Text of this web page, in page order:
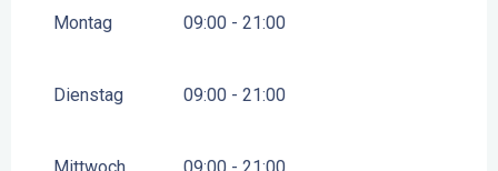
2026
Montag 09:00 - 21:00
Dienstag 09:00 - 21:00